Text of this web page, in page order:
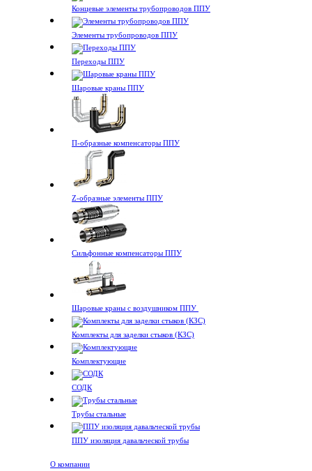
Концевые элементы трубопроводов ППУ
Элементы трубопроводов ППУ
Переходы ППУ
Шаровые краны ППУ
П-образные компенсаторы ППУ
Z-образные элементы ППУ
Сильфонные компенсаторы ППУ
Шаровые краны с воздушником ППУ
Комплекты для заделки стыков (КЗС)
Комплектующие
СОДК
Трубы стальные
ППУ изоляция давальческой трубы
О компании